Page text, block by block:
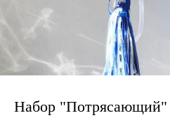
Набор "Потрясающий"